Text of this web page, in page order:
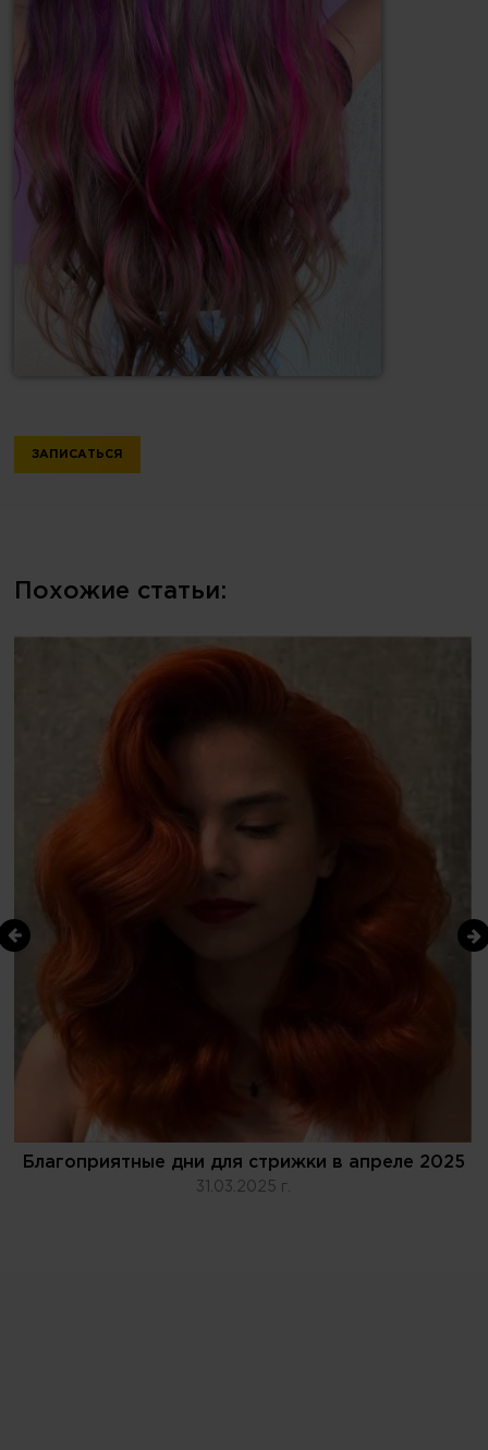
ЗАПИСАТЬСЯ
Похожие статьи:
Благоприятные дни для стрижки в апреле 2025
31.03.2025 г.